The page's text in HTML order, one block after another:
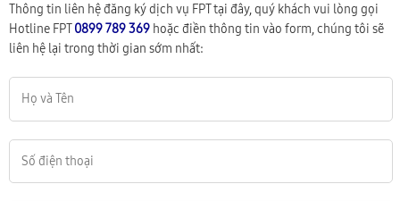
Thông tin liên hệ đăng ký dịch vụ FPT tại đây, quý khách vui lòng gọi
Hotline FPT0899 789 369 hoặc điền thông tin vào form, chúng tôi sẽ
liên hệ lại trong thời gian sớm nhất: